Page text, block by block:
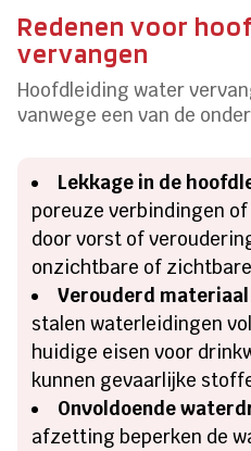
Redenen voor
vervangen
Hoofdleiding water
vanwege een van de
Lekkage in de
poreuze verbindingen
door vorst of
onzichtbare of
Verouderd materiaal
stalen waterleidingen
huidige eisen voor
kunnen gevaarlijke
Onvoldoende
afzetting beperken de